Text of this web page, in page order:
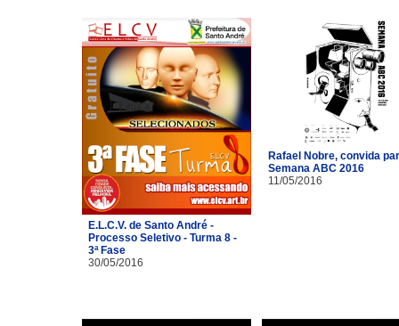
E.L.C.V. de Santo André -
Processo Seletivo - Turma 8 -
3ª Fase
30/05/2016
Rafael Nobre, convida
Semana ABC 2016
11/05/2016